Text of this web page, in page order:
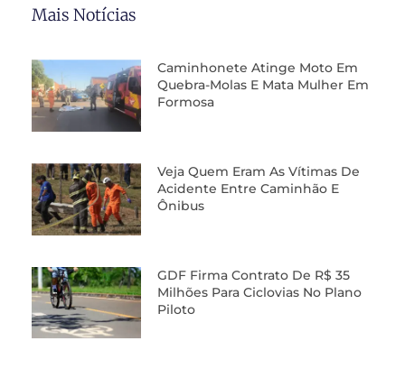
Mais Notícias
Caminhonete Atinge Moto Em
Quebra-Molas E Mata Mulher Em
Formosa
Veja Quem Eram As Vítimas De
Acidente Entre Caminhão E
Ônibus
GDF Firma Contrato De R$ 35
Milhões Para Ciclovias No Plano
Piloto